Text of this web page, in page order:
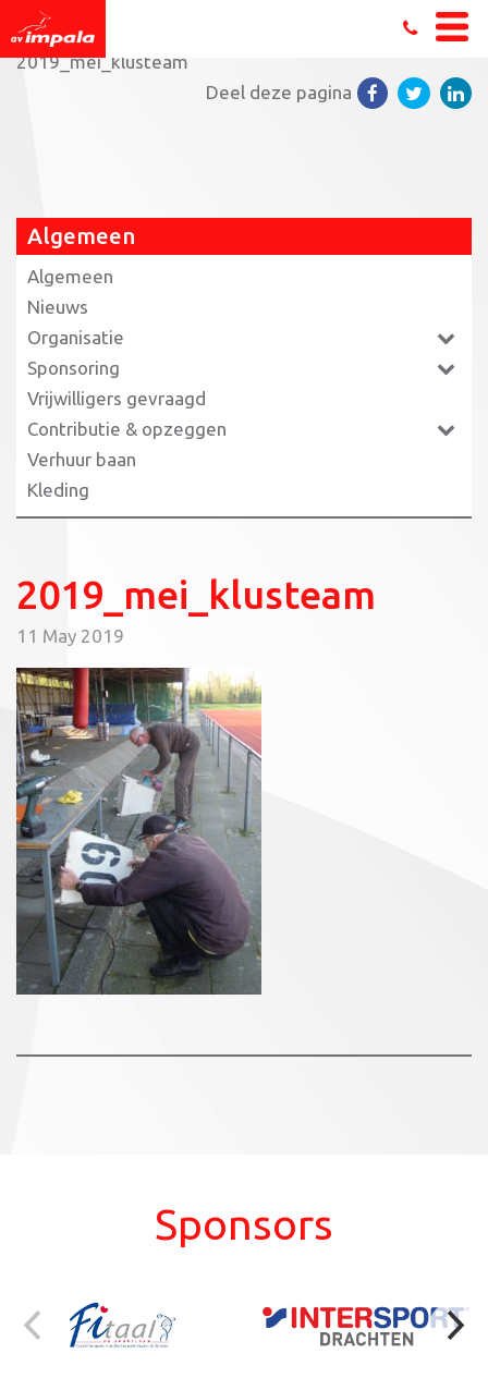
Home»Blij met onze nieuwe vrijwilligers!
2019_mei_klusteam
Deel deze pagina
Algemeen
Algemeen
Nieuws
Organisatie
Sponsoring
Vrijwilligers gevraagd
Contributie & opzeggen
Verhuur baan
Kleding
2019_mei_klusteam
11 May 2019
Sponsors